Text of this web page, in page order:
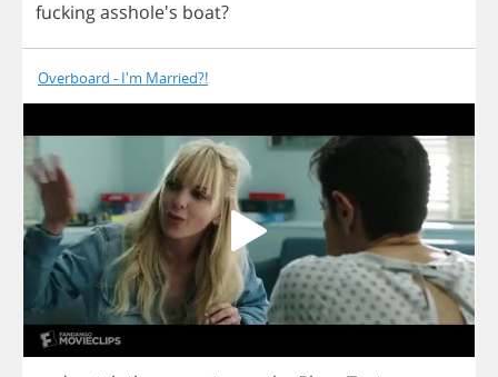
fuckingasshole's boat?
Overboard - I'm Married?!